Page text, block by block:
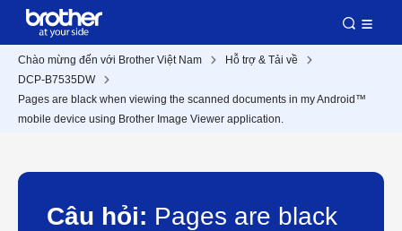
Chào mừng đến với Brother Việt Nam
Hỗ trợ & Tải về
DCP-B7535DW
Pages are black when viewing the scanned documents in my Android™
mobile device using Brother Image Viewer application.
Câu hỏi: Pages are black